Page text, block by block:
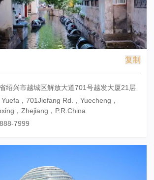
复制
绍兴市越城区解放大道701号越发大厦21层
，701Jiefang Rd.，Yuecheng，
，Zhejiang，P.R.China
7999